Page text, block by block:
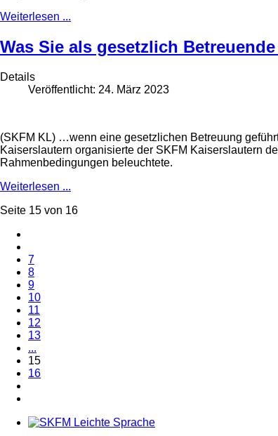
Weiterlesen ...
Was Sie als gesetzlich
Details
Veröffentlicht: 24. März 2023
(SKFM KL) …wenn eine gesetzlichen Betreuung
Kaiserslautern organisierte der SKFM Kaiserslautern
Rahmenbedingungen beleuchtete.
Weiterlesen ...
Seite 15 von 16
7
8
9
10
11
12
13
...
15
16